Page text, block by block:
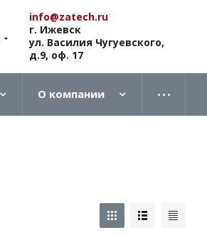
info@zatech.ru
г. Ижевск
ул. Василия Чугуевского,
д.9, оф. 17
О компании